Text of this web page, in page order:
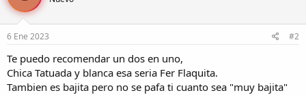
6 Ene 2023 #2
Te puedo recomendar un dos en uno,
Chica Tatuada y blanca esa seria Fer Flaquita.
Tambien es bajita pero no se pafa ti cuanto sea "muy bajita"